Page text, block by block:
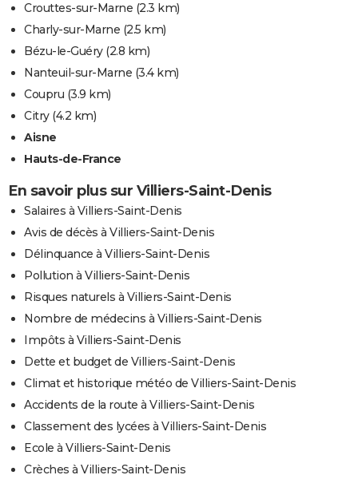
Crouttes-sur-Marne (2.3 km)
Charly-sur-Marne (2.5 km)
Bézu-le-Guéry(2.8 km)
Nanteuil-sur-Marne (3.4 km)
Coupru (3.9 km)
Citry(4.2 km)
Aisne
Hauts-de-France
En savoir plus sur Villiers-Saint-Denis
Salaires à Villiers-Saint-Denis
Avis de décès à Villiers-Saint-Denis
Délinquance à Villiers-Saint-Denis
Pollution à Villiers-Saint-Denis
Risques naturels à Villiers-Saint-Denis
Nombre de médecins à Villiers-Saint-Denis
Impôts à Villiers-Saint-Denis
Dette et budget de Villiers-Saint-Denis
Climat et historique météo de Villiers-Saint-Denis
Accidents de la route à Villiers-Saint-Denis
Classement des lycées à Villiers-Saint-Denis
Ecole à Villiers-Saint-Denis
Crèches à Villiers-Saint-Denis